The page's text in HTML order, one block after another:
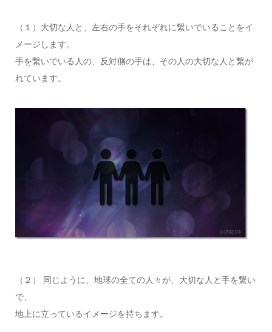
（１）大切な人と、左右の手をそれぞれに繋いでいることをイ
メージします。
手を繋いでいる人の、反対側の手は、その人の大切な人と繋が
れています。
（２） 同じように、地球の全ての人々が、大切な人と手を繋い
で、
地上に立っているイメージを持ちます。